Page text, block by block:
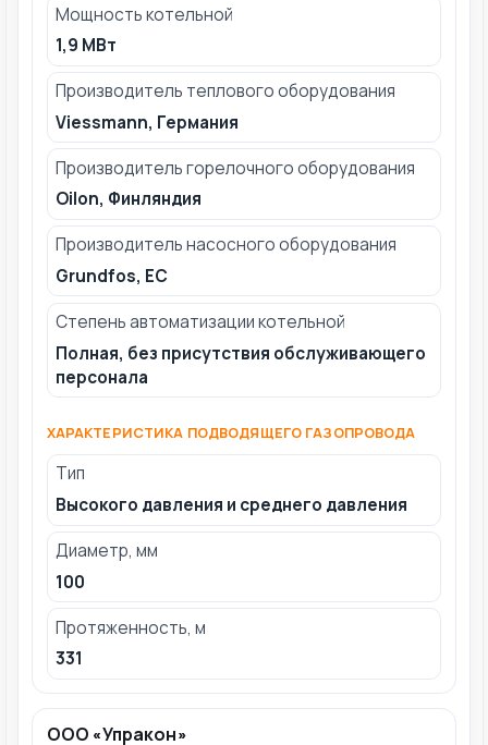
Мощность котельной
1,9 МВт
Производитель теплового оборудования
Viessmann, Германия
Производитель горелочного оборудования
Oilon, Финляндия
Производитель насосного оборудования
Grundfos, ЕС
Степень автоматизации котельной
Полная, без присутствия обслуживающего
персонала
ХАРАКТЕРИСТИКА ПОДВОДЯЩЕГО ГАЗОПРОВОДА
Тип
Высокого давления и среднего давления
Диаметр, мм
100
Протяженность, м
331
ООО «Упракон»